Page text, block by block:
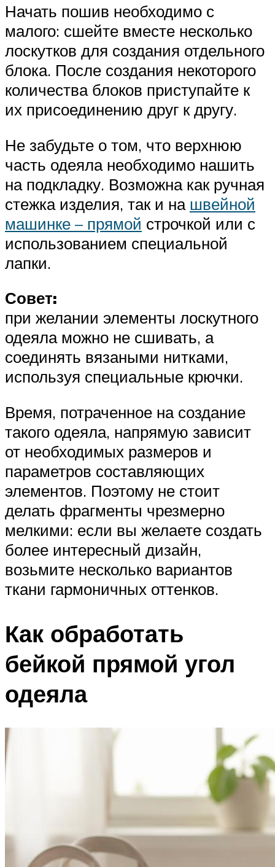
Начать пошив необходимо с
малого: сшейте вместе несколько
лоскутков для создания отдельного
блока. После создания некоторого
количества блоков приступайте к
их присоединению друг к другу.
Не забудьте о том, что верхнюю
часть одеяла необходимо нашить
на подкладку. Возможна как ручная
стежка изделия, так и на швейной
машинке – прямой строчкой или с
использованием специальной
лапки.
Совет:
при желании элементы лоскутного
одеяла можно не сшивать, а
соединять вязаными нитками,
используя специальные крючки.
Время, потраченное на создание
такого одеяла, напрямую зависит
от необходимых размеров и
параметров составляющих
элементов. Поэтому не стоит
делать фрагменты чрезмерно
мелкими: если вы желаете создать
более интересный дизайн,
возьмите несколько вариантов
ткани гармоничных оттенков.
Как обработать
бейкой прямой угол
одеяла